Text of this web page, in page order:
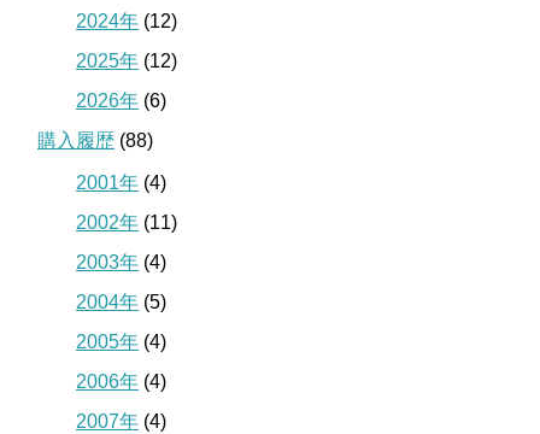
2024年 (12)
2025年 (12)
2026年 (6)
購入履歴 (88)
2001年 (4)
2002年 (11)
2003年 (4)
2004年 (5)
2005年 (4)
2006年 (4)
2007年 (4)